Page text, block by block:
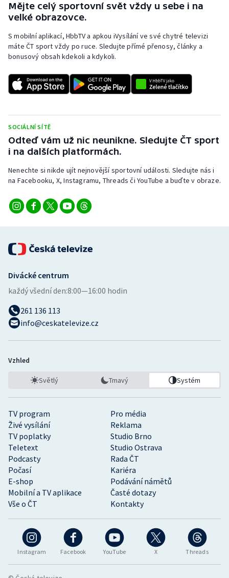
Mějte celý sportovní svět vždy u sebe i na
velké obrazovce.
S mobilní aplikací, HbbTV a apkou iVysílání ve své chytré televizi
máte ČT sport vždy po ruce. Sledujte přímé přenosy, články a
bonusový obsah kdekoli a kdykoli.
SOCIÁLNÍ SÍTĚ
Odteď vám už nic neunikne. Sledujte ČT sport
i na dalších platformách.
Nenechte si nikde ujít nejnovější sportovní události. Sledujte nás i
na Facebooku, X, Instagramu, Threads či YouTube a buďte v obraze.
Instagram Facebook YouTube X Threads
TV program
Pro média
Živé vysílání
Reklama
TV poplatky
Studio Brno
Teletext
Studio Ostrava
Podcasty
Rada ČT
Počasí
Kariéra
E-shop
Podávání námětů
Mobilní a TV aplikace
Časté dotazy
Vše o ČT
Kontakty
Divácké centrum
každý všední den:8:00—16:00 hodin
261 136 113
info@ceskatelevize.cz
Vzhled
Světlý Tmavý Systém